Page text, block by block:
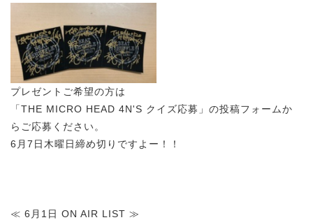
プレゼントご希望の方は
「THE MICRO HEAD 4N'S クイズ応募」の投稿フォームか
らご応募ください。
6月7日木曜日締め切りですよー！！
≪ 6月1日 ON AIR LIST ≫